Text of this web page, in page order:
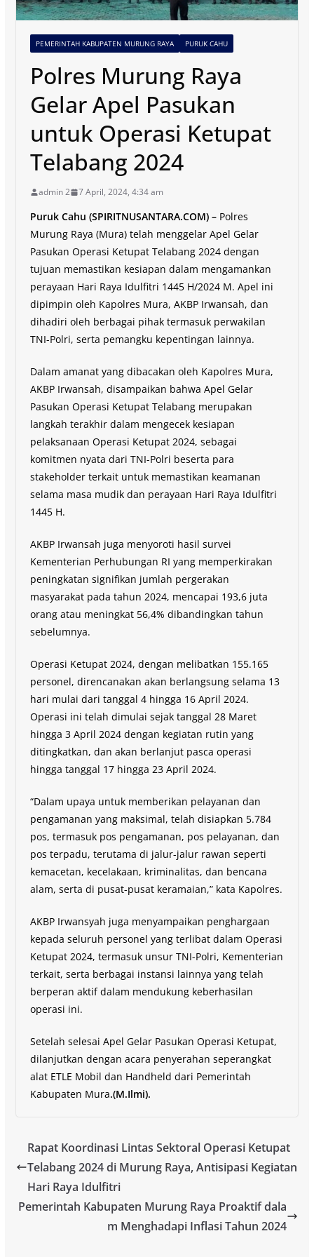
PEMERINTAH KABUPATEN MURUNG RAYA PURUK CAHU
Polres Murung Raya
Gelar Apel Pasukan
untuk Operasi Ketupat
Telabang 2024
admin 2 7 April, 2024, 4:34 am
Puruk Cahu (SPIRITNUSANTARA.COM) –Polres
Murung Raya (Mura) telah menggelar Apel Gelar
Pasukan Operasi Ketupat Telabang 2024 dengan
tujuan memastikan kesiapan dalam mengamankan
perayaan Hari Raya Idulfitri 1445 H/2024 M. Apel ini
dipimpin oleh Kapolres Mura, AKBP Irwansah, dan
dihadiri oleh berbagai pihak termasuk perwakilan
TNI-Polri, serta pemangku kepentingan lainnya.
Dalam amanat yang dibacakan oleh Kapolres Mura,
AKBP Irwansah, disampaikan bahwa Apel Gelar
Pasukan Operasi Ketupat Telabang merupakan
langkah terakhir dalam mengecek kesiapan
pelaksanaan Operasi Ketupat 2024, sebagai
komitmen nyata dari TNI-Polri beserta para
stakeholder terkait untuk memastikan keamanan
selama masa mudik dan perayaan Hari Raya Idulfitri
1445 H.
AKBP Irwansah juga menyoroti hasil survei
Kementerian Perhubungan RI yang memperkirakan
peningkatan signifikan jumlah pergerakan
masyarakat pada tahun 2024, mencapai 193,6 juta
orang atau meningkat 56,4% dibandingkan tahun
sebelumnya.
Operasi Ketupat 2024, dengan melibatkan 155.165
personel, direncanakan akan berlangsung selama 13
hari mulai dari tanggal 4 hingga 16 April 2024.
Operasi ini telah dimulai sejak tanggal 28 Maret
hingga 3 April 2024 dengan kegiatan rutin yang
ditingkatkan, dan akan berlanjut pasca operasi
hingga tanggal 17 hingga 23 April 2024.
“Dalam upaya untuk memberikan pelayanan dan
pengamanan yang maksimal, telah disiapkan 5.784
pos, termasuk pos pengamanan, pos pelayanan, dan
pos terpadu, terutama di jalur-jalur rawan seperti
kemacetan, kecelakaan, kriminalitas, dan bencana
alam, serta di pusat-pusat keramaian,” kata Kapolres.
AKBP Irwansyah juga menyampaikan penghargaan
kepada seluruh personel yang terlibat dalam Operasi
Ketupat 2024, termasuk unsur TNI-Polri, Kementerian
terkait, serta berbagai instansi lainnya yang telah
berperan aktif dalam mendukung keberhasilan
operasi ini.
Setelah selesai Apel Gelar Pasukan Operasi Ketupat,
dilanjutkan dengan acara penyerahan seperangkat
alat ETLE Mobil dan Handheld dari Pemerintah
Kabupaten Mura.(M.Ilmi).
Rapat Koordinasi Lintas Sektoral Operasi Ketupat
Telabang 2024 di Murung Raya, Antisipasi Kegiatan
Hari Raya Idulfitri
Pemerintah Kabupaten Murung Raya Proaktif dala
m Menghadapi Inflasi Tahun 2024